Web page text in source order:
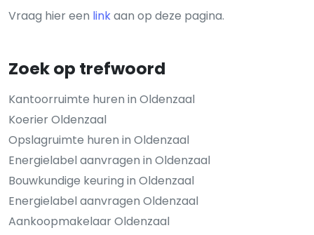
Vraag hier een linkaan op deze pagina.
Zoek op trefwoord
Kantoorruimte huren in Oldenzaal
Koerier Oldenzaal
Opslagruimte huren in Oldenzaal
Energielabel aanvragen in Oldenzaal
Bouwkundige keuring in Oldenzaal
Energielabel aanvragen Oldenzaal
Aankoopmakelaar Oldenzaal